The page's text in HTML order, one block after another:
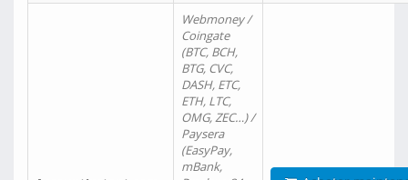
Webmoney /
Coingate
(BTC, BCH,
BTG, CVC,
DASH, ETC,
ETH, LTC,
OMG, ZEC…) /
Paysera
(EasyPay,
mBank,